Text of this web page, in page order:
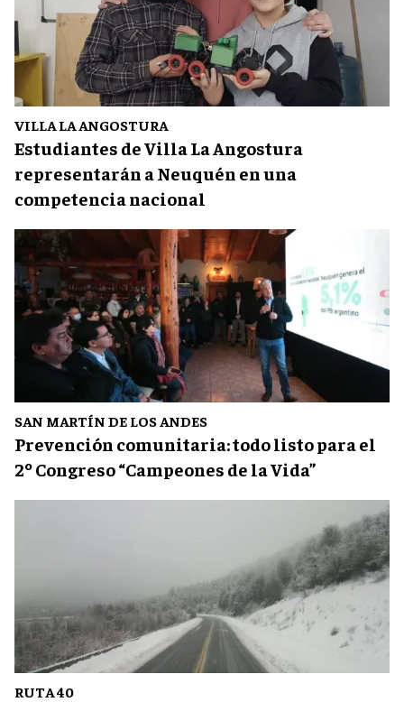
VILLA LA ANGOSTURA
Estudiantes de Villa La Angostura
representarán a Neuquén en una
competencia nacional
SAN MARTÍN DE LOS ANDES
Prevención comunitaria: todo listo para el
2º Congreso “Campeones de la Vida”
RUTA 40